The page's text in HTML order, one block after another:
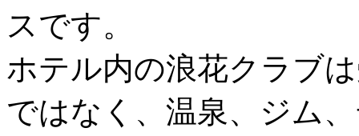
スです。
ホテル内の浪花クラブ
ではなく、温泉、ジム